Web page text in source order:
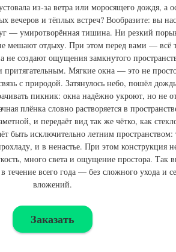
из‑за ветра или моросящего дождя, а
и тёплых встреч? Вообразите: вы
— умиротворённая тишина. Ни резкий
мешают отдыху. При этом перед вами — всё
создают ощущения замкнутого
притягательным. Мягкие окна — это не
с природой. Затянулось небо, пошёл
пикник: окна надёжно укроют, но не
плёнка словно растворяется в
и передаёт вид так же чётко, как
быть исключительно летним пространством:
и в ненастье. При этом конструкция
много света и ощущение простора. Так
течение всего года — без сложного ухода и
вложений.
Заказать